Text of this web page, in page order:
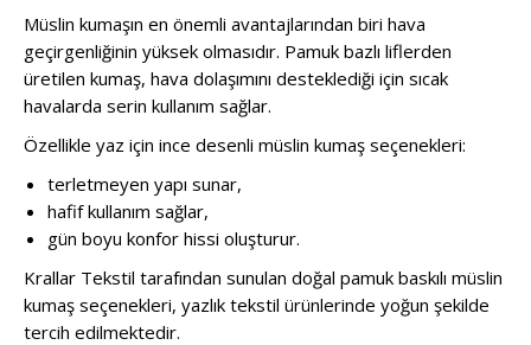
Müslin kumaşın en önemli avantajlarından biri hava
geçirgenliğinin yüksek olmasıdır. Pamuk bazlı liflerden
üretilen kumaş, hava dolaşımını desteklediği için sıcak
havalarda serin kullanım sağlar.
Özellikle yaz için ince desenli müslin kumaş seçenekleri:
terletmeyen yapı sunar,
hafif kullanım sağlar,
gün boyu konfor hissi oluşturur.
Krallar Tekstil tarafından sunulan doğal pamuk baskılı müslin
kumaş seçenekleri, yazlık tekstil ürünlerinde yoğun şekilde
tercih edilmektedir.